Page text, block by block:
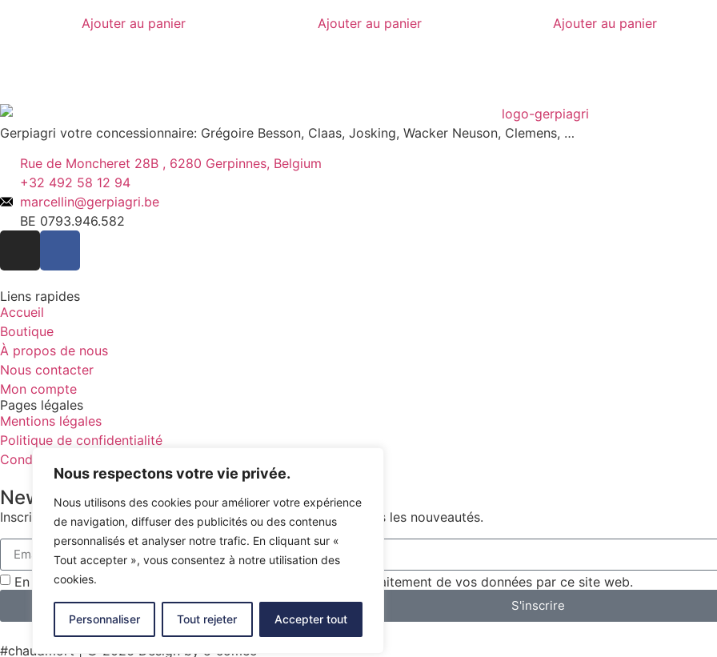
Nous respectons votre vie privée.
Nous utilisons des cookies pour améliorer votre expérience
de navigation, diffuser des publicités ou des contenus
personnalisés et analyser notre trafic. En cliquant sur «
Tout accepter », vous consentez à notre utilisation des
cookies.
Personnaliser Tout rejeter Accepter tout
Ajouter au panier Ajouter au panier Ajouter au panier
Gerpiagri votre concessionnaire: Grégoire Besson, Claas, Josking, Wacker Neuson, Clemens, …
Rue de Moncheret 28B , 6280 Gerpinnes, Belgium
+32 492 58 12 94
marcellin@gerpiagri.be
BE 0793.946.582
Liens rapides
Accueil
Boutique
À propos de nous
Nous contacter
Mon compte
Pages légales
Mentions légales
Politique de confidentialité
Conditions générales de vente
Newsletter
Inscrivez-vous à notre newsletter pour rester informé de toutes les nouveautés.
En utilisant ce formulaire, vous acceptez le stockage et le traitement de vos données par ce site web.
S'inscrire
#chaudmort | © 2026 Design by e-comeo